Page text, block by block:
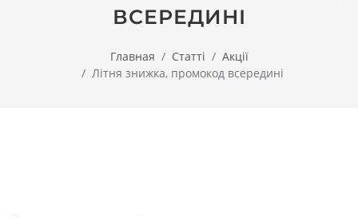
ВСЕРЕДИНІ
Главная Статті
Акції
Літня знижка, промокод всередині